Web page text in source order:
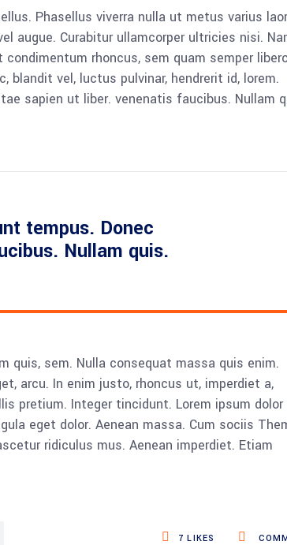
Phasellus viverra nulla ut metus varius
augue. Curabitur ullamcorper ultricies nisi.
rhoncus, sem quam semper
blandit vel, luctus pulvinar, hendrerit id, lorem.
sapien ut liber. venenatis faucibus. Nullam
tempus. Donec
Nullam quis.
quis, sem. Nulla consequat massa quis enim.
arcu. In enim justo, rhoncus ut, imperdiet a,
pretium. Integer tincidunt. Lorem ipsum
eget dolor. Aenean massa. Cum sociis
ridiculus mus. Aenean imperdiet. Etiam
7 LIKES